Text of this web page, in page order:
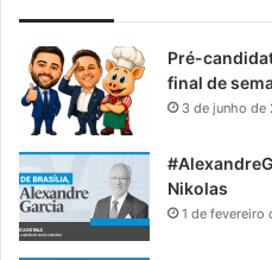
Pré-
final de
3 de junho de
Nikolas
1 de fevereiro